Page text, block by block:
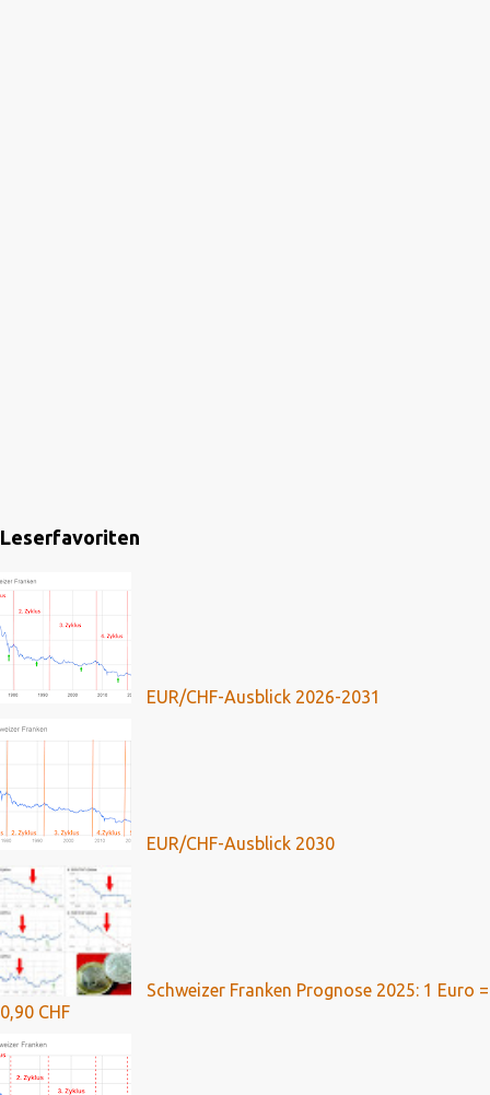
Leserfavoriten
EUR/CHF-Ausblick 2026-2031
EUR/CHF-Ausblick 2030
Schweizer Franken Prognose 2025: 1 Euro =
0,90 CHF